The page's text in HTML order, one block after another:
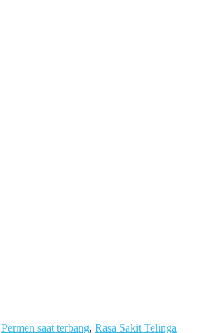
Permen saat terbang, Rasa Sakit Telinga